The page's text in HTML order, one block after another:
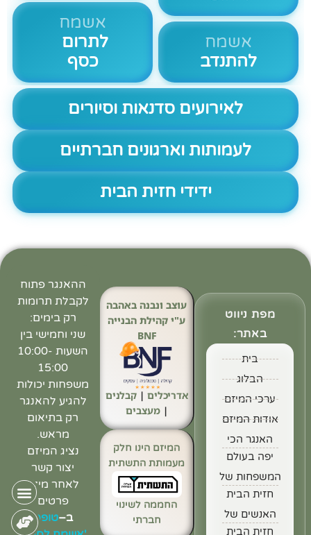
אשמח
להתנדב
אשמח
לתרום
כסף
לאירועים סדנאות וסיורים
לעמותות וארגונים חברתיים
ידידי חזית הבית
מפת ניווט
באתר:
בית
הבלוג
ערכי המיזם
אודות המיזם
האנגר הכי
יפה בעולם
המשפחות של
חזית הבית
האנשים של
חזית הבית
ההאנגר פתוח
לקבלת תרומות
רק בימים:
שני וחמישי בין
השעות 10:00-
15:00
משפחות יכולות
להגיע להאנגר
רק בתיאום
מראש.
נציג המיזם
יצור קשר
לאחר מילוי
פרטים
ב–טופס
עוצב ונבנה באהבה
ע"י קהילת הבנייה
BNF
אדריכלים | קבלנים
|מעצבים
המיזם הינו חלק
מעמותת התשתית
החממה לשינוי
חברתי